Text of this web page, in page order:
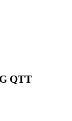
QTT